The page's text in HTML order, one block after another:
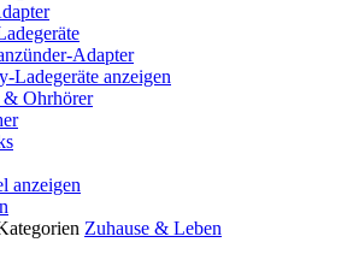
Adapter
Ladegeräte anzeigen
Ohrhörer
anzeigen
Zuhause & Leben